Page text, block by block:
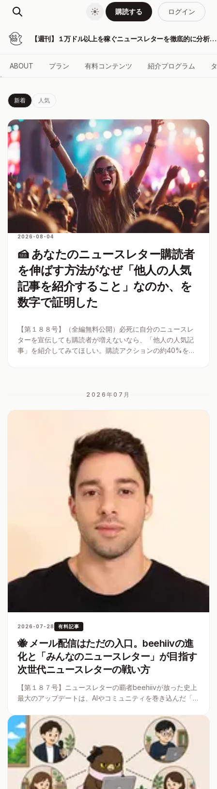
購読する ログイン
【週刊】１万ドル以上を稼ぐニュースレターを徹底的に分析したらこうなった
ABOUT プラン 有料コンテンツ 紹介プログラム
新着 人気
2026-08-04
🍰 あなたのニュースレター購読者
を伸ばす方法がなぜ「他人の人気
記事を紹介すること」なのか、を
数字で証明した
【第１８８号】（全編無料公開）必死に自分のニュースレ
ターを宣伝しても購読者が増えないなら、「他人の人気記
事」を紹介してみてほしい。購読アクションの約40%を生
2026年07 月
2026-07-28 有料記事
🐝 メール配信はただの入口。beehiivの進
化と「みんなのニュースレター」が目指す
次世代ニュースレターの戦い方
【第１８７号】ニュースレターの覇者beehiivが放った史上
最大のアップデートは、AIやコミュニティを巻き込んだ「メ
機能を知ることではない。この波を私たちがどう応用し、
どう立ち回るべきか、